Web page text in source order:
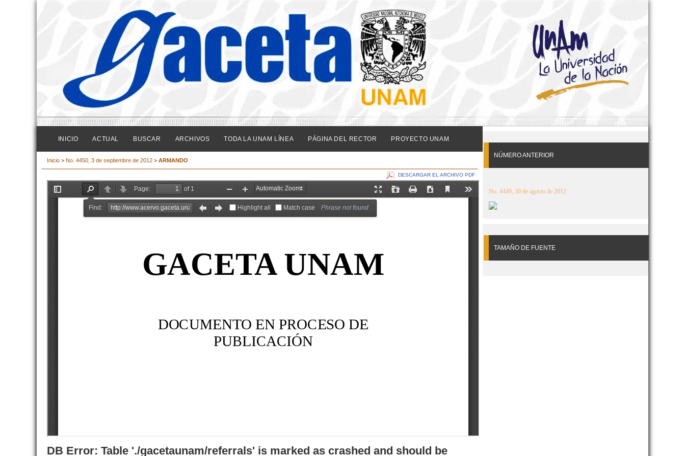
NÚMERO ANTERIOR
No. 4449, 30 de agosto de 2012
TAMAÑO DE FUENTE
INICIO ACTUAL BUSCAR ARCHIVOS TODA LA UNAM LÍNEA PÁGINA DEL RECTOR PROYECTO UNAM
Inicio > No. 4450, 3 de septiembre de 2012 > ARMANDO
DESCARGAR EL ARCHIVO PDF
DB Error: Table './gacetaunam/referrals' is marked as crashed and should be